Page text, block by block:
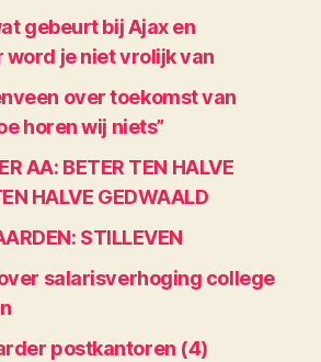
gebeurt bij Ajax en
word je niet vrolijk van
over toekomst van
horen wij niets”
AA: BETER TEN HALVE
HALVE GEDWAALD
STILLEVEN
salarisverhoging college
postkantoren (4)